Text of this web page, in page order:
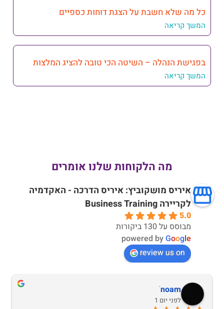
כל מה שלא חשבת על הצגת דוחות כספיים
המשך קריאה
בפגישת הנהלה – השיטה הכי טובה להציג המלצות
המשך קריאה
מה הלקוחות שלנו אומרים
איריס מושקוביץ: איריס הדרכה - האקדמיה
לקריירה Business Training
5.0
מבוסס על 130 ביקורות
powered byGoogle
review us on
noam ֹ
לפני יום 1